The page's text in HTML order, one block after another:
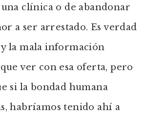
clínica o de abandonar
a ser arrestado. Es verdad
la mala información
ver con esa oferta, pero
si la bondad humana
habríamos tenido ahí a